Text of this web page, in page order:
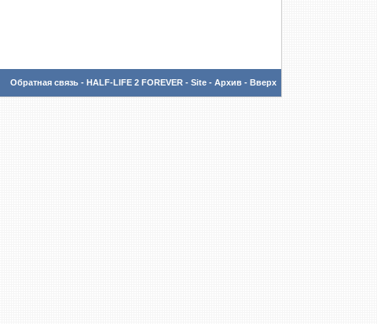
Обратная связь - HALF-LIFE 2 FOREVER - Site - Архив - Вверх